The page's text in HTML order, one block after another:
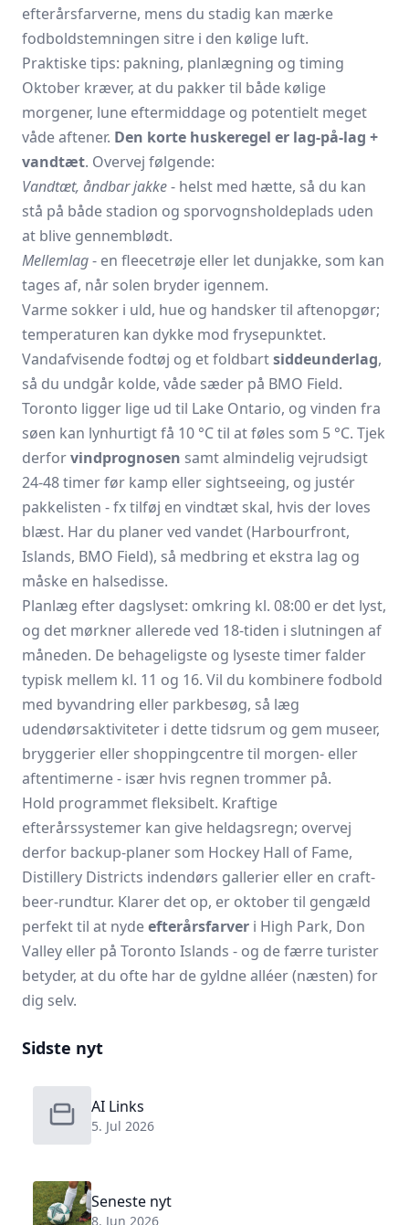
efterårsfarverne, mens du stadig kan mærke
fodboldstemningen sitre i den kølige luft.
Praktiske tips: pakning, planlægning og timing
Oktober kræver, at du pakker til både kølige
morgener, lune eftermiddage og potentielt meget
våde aftener. Den korte huskeregel er lag-på-lag +
vandtæt. Overvej følgende:
Vandtæt, åndbar jakke- helst med hætte, så du kan
stå på både stadion og sporvognsholdeplads uden
at blive gennemblødt.
Mellemlag- en fleecetrøje eller let dunjakke, som kan
tages af, når solen bryder igennem.
Varme sokker i uld, hue og handsker til aftenopgør;
temperaturen kan dykke mod frysepunktet.
Vandafvisende fodtøj og et foldbartsiddeunderlag,
så du undgår kolde, våde sæder på BMO Field.
Toronto ligger lige ud til Lake Ontario, og vinden fra
søen kan lynhurtigt få 10 °C til at føles som 5 °C. Tjek
derforvindprognosen samt almindelig vejrudsigt
24-48 timer før kamp eller sightseeing, og justér
pakkelisten - fx tilføj en vindtæt skal, hvis der loves
blæst. Har du planer ved vandet (Harbourfront,
Islands, BMO Field), så medbring et ekstra lag og
måske en halsedisse.
Planlæg efter dagslyset: omkring kl. 08:00 er det lyst,
og det mørkner allerede ved 18-tiden i slutningen af
måneden. De behageligste og lyseste timer falder
typisk mellem kl. 11 og 16. Vil du kombinere fodbold
med byvandring eller parkbesøg, så læg
udendørsaktiviteter i dette tidsrum og gem museer,
bryggerier eller shoppingcentre til morgen- eller
aftentimerne - især hvis regnen trommer på.
Hold programmet fleksibelt. Kraftige
efterårssystemer kan give heldagsregn; overvej
derfor backup-planer som Hockey Hall of Fame,
Distillery Districts indendørs gallerier eller en craft-
beer-rundtur. Klarer det op, er oktober til gengæld
perfekt til at nydeefterårsfarver i High Park, Don
Valley eller på Toronto Islands - og de færre turister
betyder, at du ofte har de gyldne alléer (næsten) for
dig selv.
Sidste nyt
AI Links
5. Jul 2026
Seneste nyt
8. Jun 2026